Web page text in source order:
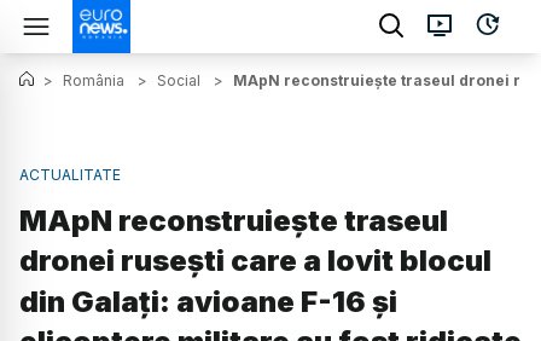
> România > Social > MApN reconstruiește traseul dronei
ACTUALITATE
MApN reconstruiește traseul
dronei rusești care a lovit blocul
din Galați: avioane F-16 și